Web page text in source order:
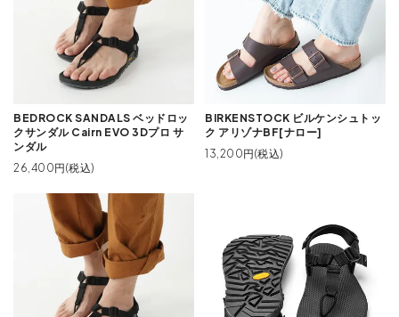
BEDROCK SANDALS ベッドロッ
クサンダル Cairn EVO 3Dプロ サ
ンダル
26,400円(税込)
BIRKENSTOCK ビルケンシュトッ
ク アリゾナBF[ナロー]
13,200円(税込)